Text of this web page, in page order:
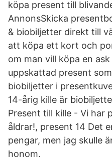
köpa present till
AnnonsSkicka
& biobiljetter direkt till
att köpa ett kort och
om man vill köpa en
uppskattad present
biobiljetter i
14-årig kille är
Present till kille - Vi har
åldrar!, present 14 Det
pengar, men jag skulle
honom.